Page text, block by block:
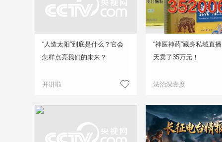
“人造太阳”到底是什么？它会
怎样点亮我们的未来？
开讲啦
“神医神药”藏身私域直
天卖了35万元！
法治深壹度